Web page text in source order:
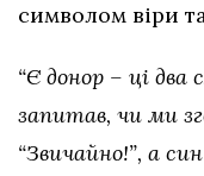
символом віри
“Є донор – ці два
запитав, чи ми
“Звичайно!”, а